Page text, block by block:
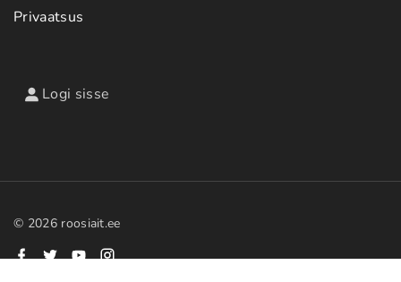
Privaatsus
Logi sisse
© 2026roosiait.ee
a w o n